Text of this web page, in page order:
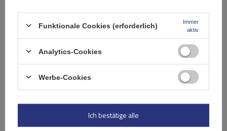
Skiträgern oder Dachboxen. Ein weiterer Vorteil sind
abschließbaren Fußabdeckungen, die die Sicherheit
Zugriff schützen.
Spezifikation
Das Produkt passt zu Autos
Funktionale Cookies (erforderlich)
Immer
aktiv
Analytics-Cookies
Werbe-Cookies
Ich bestätige alle